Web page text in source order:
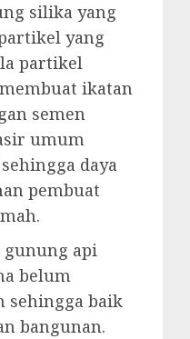
silika yang
yang
partikel
ikatan
semen
umum
daya
pembuat
gunung api
belum
sehingga baik
bangunan.